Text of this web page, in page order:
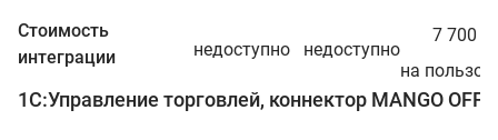
Стоимость
интеграции
недоступно недоступно
7 700
на
1С:Управление торговлей, коннектор MANGO